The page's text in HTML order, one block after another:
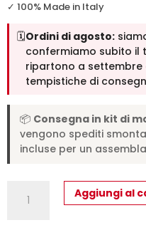
✓ 100% Made in Italy
🗓️Ordini di agosto:
confermiamo subito il
ripartono a
tempistiche di
📦 Consegna in kit di
vengono spediti
incluse per un
Aggiungi al